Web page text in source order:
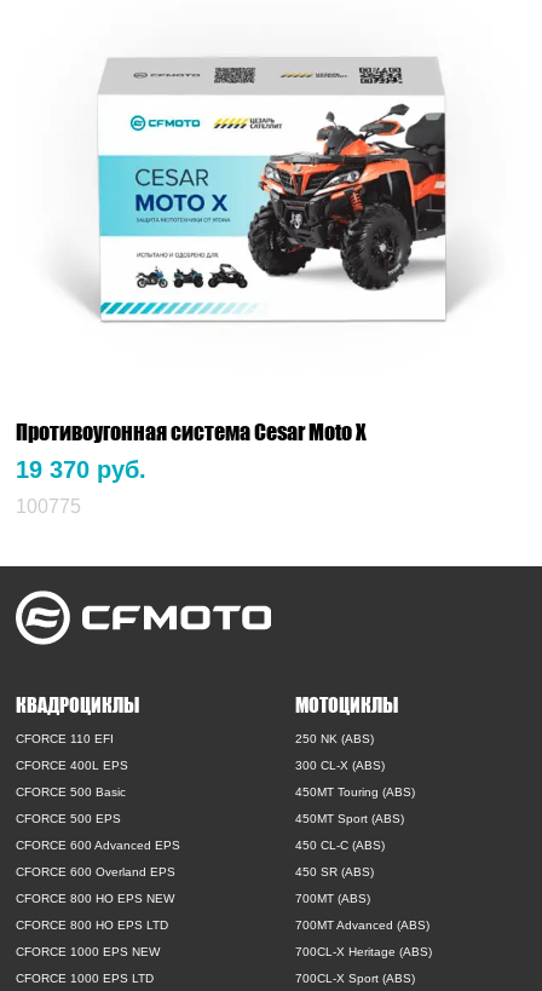
Противоугонная система Cesar Moto X
19 370 руб.
100775
КВАДРОЦИКЛЫ
CFORCE 110 EFI
CFORCE 400L EPS
CFORCE 500 Basic
CFORCE 500 EPS
CFORCE 600 Advanced EPS
CFORCE 600 Overland EPS
CFORCE 800 HO EPS NEW
CFORCE 800 HO EPS LTD
CFORCE 1000 EPS NEW
CFORCE 1000 EPS LTD
МОТОЦИКЛЫ
250 NK (ABS)
300 CL-X (ABS)
450MT Touring (ABS)
450MT Sport (ABS)
450 CL-C (ABS)
450 SR (ABS)
700MT (ABS)
700MT Advanced (ABS)
700CL-X Heritage (ABS)
700CL-X Sport (ABS)